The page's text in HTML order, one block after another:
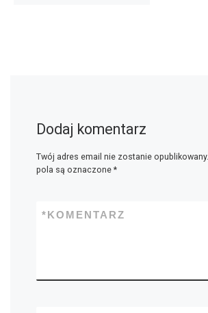
Dodaj komentarz
Twój adres email nie zostanie opublikowany.
pola są oznaczone *
KOMENTARZ
*